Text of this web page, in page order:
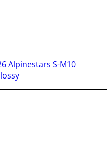
Alpinestars S-M10